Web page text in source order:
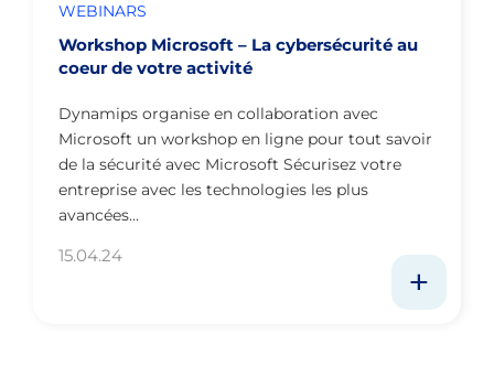
WEBINARS
Workshop Microsoft – La cybersécurité au
coeur de votre activité
Dynamips organise en collaboration avec
Microsoft un workshop en ligne pour tout savoir
de la sécurité avec Microsoft Sécurisez votre
entreprise avec les technologies les plus
avancées…
15.04.24